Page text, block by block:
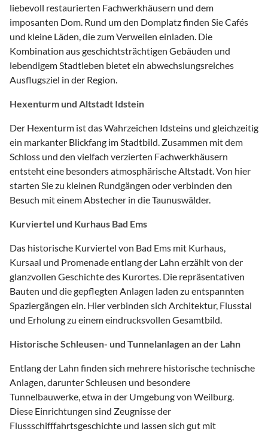
liebevoll restaurierten Fachwerkhäusern und dem
imposanten Dom. Rund um den Domplatz finden Sie Cafés
und kleine Läden, die zum Verweilen einladen. Die
Kombination aus geschichtsträchtigen Gebäuden und
lebendigem Stadtleben bietet ein abwechslungsreiches
Ausflugsziel in der Region.
Hexenturm und Altstadt Idstein
Der Hexenturm ist das Wahrzeichen Idsteins und gleichzeitig
ein markanter Blickfang im Stadtbild. Zusammen mit dem
Schloss und den vielfach verzierten Fachwerkhäusern
entsteht eine besonders atmosphärische Altstadt. Von hier
starten Sie zu kleinen Rundgängen oder verbinden den
Besuch mit einem Abstecher in die Taunuswälder.
Kurviertel und Kurhaus Bad Ems
Das historische Kurviertel von Bad Ems mit Kurhaus,
Kursaal und Promenade entlang der Lahn erzählt von der
glanzvollen Geschichte des Kurortes. Die repräsentativen
Bauten und die gepflegten Anlagen laden zu entspannten
Spaziergängen ein. Hier verbinden sich Architektur, Flusstal
und Erholung zu einem eindrucksvollen Gesamtbild.
Historische Schleusen- und Tunnelanlagen an der Lahn
Entlang der Lahn finden sich mehrere historische technische
Anlagen, darunter Schleusen und besondere
Tunnelbauwerke, etwa in der Umgebung von Weilburg.
Diese Einrichtungen sind Zeugnisse der
Flussschifffahrtsgeschichte und lassen sich gut mit